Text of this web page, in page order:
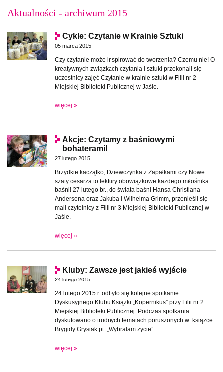
Aktualności - archiwum 2015
Cykle: Czytanie w Krainie Sztuki
05 marca 2015
Czy czytanie może inspirować do tworzenia? Czemu nie! O
kreatywnych związkach czytania i sztuki przekonali się
uczestnicy zajęć Czytanie w krainie sztuki w Filii nr 2
Miejskiej Biblioteki Publicznej w Jaśle.
więcej »
Akcje: Czytamy z baśniowymi
bohaterami!
27 lutego 2015
Brzydkie kaczątko, Dziewczynka z Zapałkami czy Nowe
szaty cesarza to lektury obowiązkowe każdego miłośnika
baśni! 27 lutego br., do świata baśni Hansa Christiana
Andersena oraz Jakuba i Wilhelma Grimm, przenieśli się
mali czytelnicy z Filii nr 3 Miejskiej Biblioteki Publicznej w
Jaśle.
więcej »
Kluby: Zawsze jest jakieś wyjście
24 lutego 2015
24 lutego 2015 r. odbyło się kolejne spotkanie
Dyskusyjnego Klubu Książki „Kopernikus” przy Filii nr 2
Miejskiej Biblioteki Publicznej. Podczas spotkania
dyskutowano o trudnych tematach poruszonych w książce
Brygidy Grysiak pt. „Wybrałam życie”.
więcej »